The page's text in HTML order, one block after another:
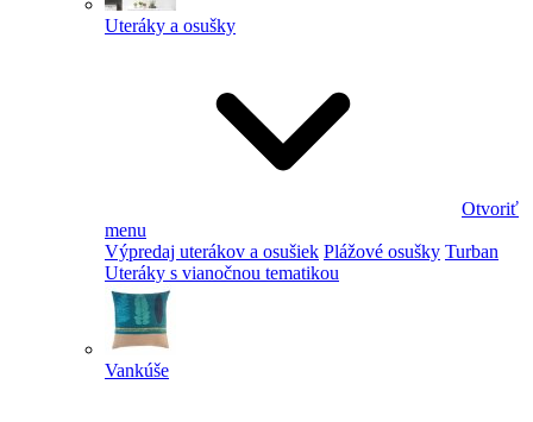
Uteráky a osušky
Otvoriť
menu
Výpredaj uterákov a osušiek Plážové osušky Turban
Uteráky s vianočnou tematikou
Vankúše